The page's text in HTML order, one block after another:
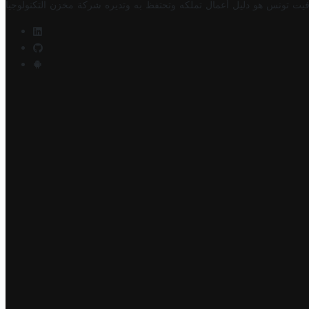
تونس هو دليل أعمال تملكه وتحتفظ به وتديره شركة مخزن التكنولوجيا